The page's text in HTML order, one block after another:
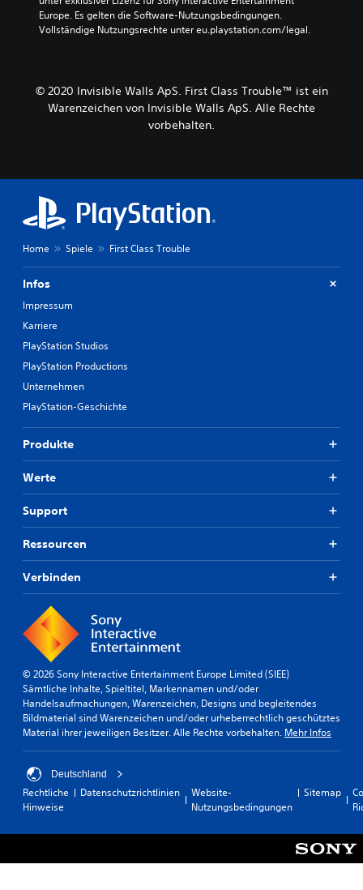
Europe. Es gelten die Software-Nutzungsbedingungen.
Vollständige Nutzungsrechte unter eu.playstation.com/legal.
© 2020 Invisible Walls ApS. First Class Trouble™ ist ein
Warenzeichen von Invisible Walls ApS. Alle Rechte
vorbehalten.
Home Spiele First Class Trouble
Infos
Impressum
Karriere
PlayStation Studios
PlayStation Productions
Unternehmen
PlayStation-Geschichte
Produkte
Werte
Support
Ressourcen
Verbinden
© 2026 Sony Interactive Entertainment Europe Limited (SIEE)
Sämtliche Inhalte, Spieltitel, Markennamen und/oder
Handelsaufmachungen, Warenzeichen, Designs und begleitendes
Bildmaterial sind Warenzeichen und/oder urheberrechtlich geschütztes
Material ihrer jeweiligen Besitzer. Alle Rechte vorbehalten. Mehr Infos
Deutschland
Rechtliche
Hinweise
Datenschutzrichtlinien
Website-
Nutzungsbedingungen
Sitemap